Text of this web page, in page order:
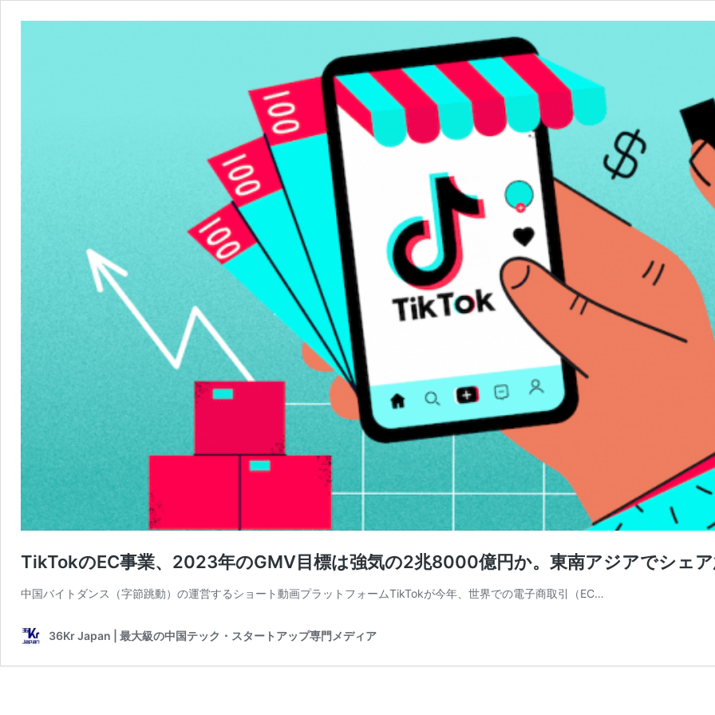
TikTokのEC事業、2023年のGMV目標は強気の2兆8000億円か。東南アジアでシェ
中国バイトダンス（字節跳動）の運営するショート動画プラットフォームTikTokが今年、世界での電子商取引（EC…
36Kr Japan | 最大級の中国テック・スタートアップ専門メディア